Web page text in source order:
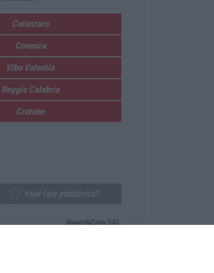
Catanzaro
Cosenza
Vibo Valentia
Reggio Calabria
Crotone
News&Com SRL